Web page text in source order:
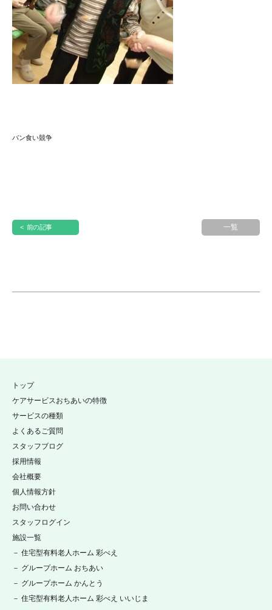
パン食い競争
< 前の記事 一覧
トップ
ケアサービスおちあいの特徴
サービスの種類
よくあるご質問
スタッフブログ
採用情報
施設一覧
－ 住宅型有料老人ホーム 彩べえ
－ グループホーム おちあい
－ グループホーム かんとう
－ 住宅型有料老人ホーム 彩べえ いいじま
会社概要
個人情報方針
お問い合わせ
スタッフログイン